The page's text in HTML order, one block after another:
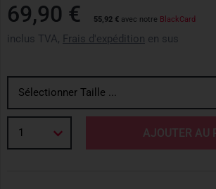
69,90 € 55,92 € avec notre BlackCard
inclus TVA, Frais d'expédition en sus
Sélectionner Taille ...
1 AJOUTER AU